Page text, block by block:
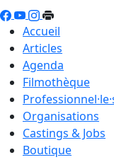
Accueil
Articles
Agenda
Filmothèque
Organisations
Castings & Jobs
Boutique